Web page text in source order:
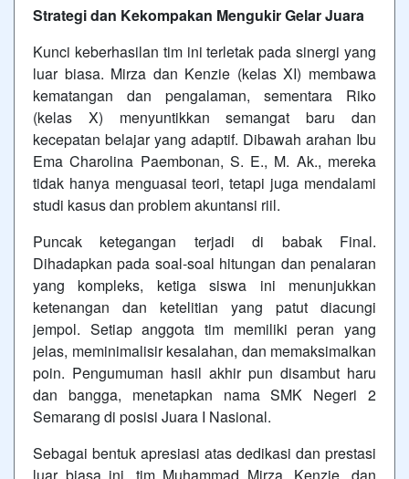
Strategi dan Kekompakan Mengukir Gelar Juara
Kunci keberhasilan tim ini terletak pada sinergi yang
luar biasa. Mirza dan Kenzie (kelas XI) membawa
kematangan dan pengalaman, sementara Riko
(kelas X) menyuntikkan semangat baru dan
kecepatan belajar yang adaptif. Dibawah arahan Ibu
Ema Charolina Paembonan, S. E., M. Ak., mereka
tidak hanya menguasai teori, tetapi juga mendalami
studi kasus dan problem akuntansi riil.
Puncak ketegangan terjadi di babak Final.
Dihadapkan pada soal-soal hitungan dan penalaran
yang kompleks, ketiga siswa ini menunjukkan
ketenangan dan ketelitian yang patut diacungi
jempol. Setiap anggota tim memiliki peran yang
jelas, meminimalisir kesalahan, dan memaksimalkan
poin. Pengumuman hasil akhir pun disambut haru
dan bangga, menetapkan nama SMK Negeri 2
Semarang di posisi Juara I Nasional.
Sebagai bentuk apresiasi atas dedikasi dan prestasi